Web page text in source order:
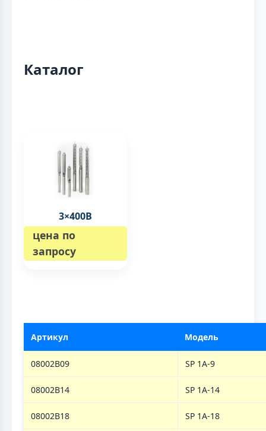
Каталог
3×400B
цена по
запросу
Артикул Модель
08002B09 SP 1A-9
08002B14 SP 1A-14
08002B18 SP 1A-18